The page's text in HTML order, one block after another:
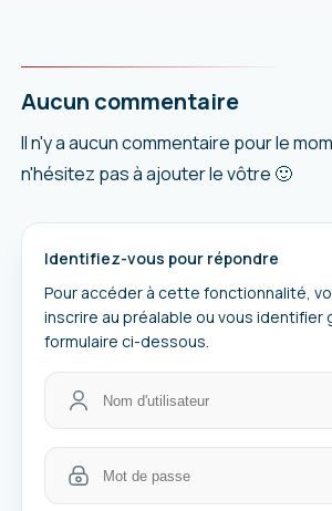
Aucun commentaire
Il n'y a aucun commentaire pour le
n'hésitez pas à ajouter le vôtre 🙂
Identifiez-vous pour répondre
Pour accéder à cette fonctionnalité,
inscrire au préalable ou vous identifier
formulaire ci-dessous.